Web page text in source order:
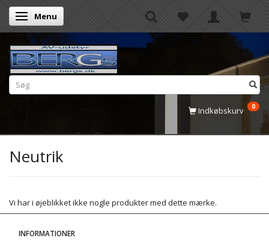
Skifte navigation
Menu
Indkøbskurv 0
Neutrik
Vi har i øjeblikket ikke nogle produkter med dette mærke.
INFORMATIONER